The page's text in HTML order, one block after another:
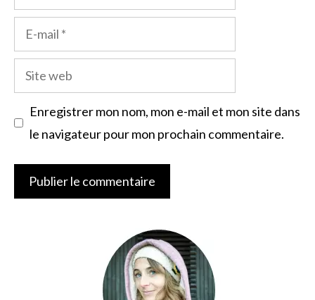
mail
Site
web
Enregistrer mon nom, mon e-mail et mon site dans
le navigateur pour mon prochain commentaire.